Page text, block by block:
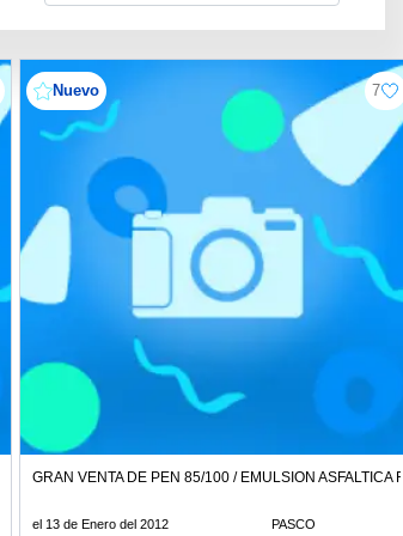
Nuevo 7
GRAN VENTA DE PEN 85/100 / EMULSION ASFALTICA
el 13 de Enero del 2012 PASCO